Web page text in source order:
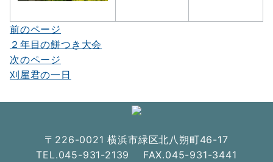
投
稿
ナ
前のページ
２年目の餅つき大会
次のページ
刈屋君の一日
〒226-0021 横浜市緑区北八朔町46-17
TEL.045-931-2139 FAX.045-931-3441